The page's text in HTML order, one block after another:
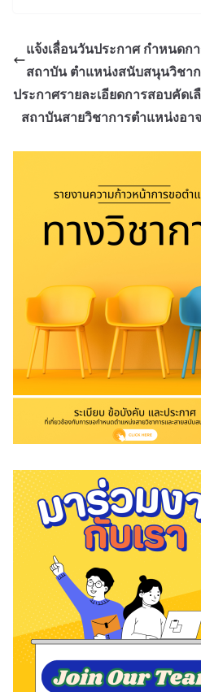
แจ้งเลื่อนวันประกาศ กำหนดก
สถาบัน ตำแหน่งสนับสนุนวิชาก
ประกาศรายละเอียดการสอบคัด
สถาบันสายวิชาการตำแหน่งอา